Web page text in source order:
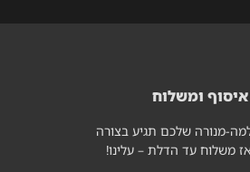
ומשלוח
מנורה שלכם תגיע בצורה
משלוח עד הדלת – עלינו!